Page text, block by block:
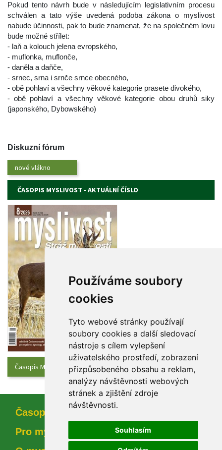
Používáme soubory
cookie
Tyto webové stránky používají
oubory cookies a další sledovací
nástroje s cílem vylepšení
uživatelského prostředí, zobrazení
přizpůsobeného obsahu a reklam,
analýzy návštěvnosti webových
tránek a zjištění zdroje
návštěvnosti.
Souhlasím
Pokud tento návrh bude v následujícím legislativním procesu
chválen a tato výše uvedená podoba zákona o myslivost
nabude účinnosti, pak to bude znamenat, že na společném lovu
bude možné střílet:
- laň a kolouch jelena evropského,
- muflonka, muflonče,
- daněla a daňče,
- srnec, srna i srnče srnce obecného,
- obě pohlaví a všechny věkové kategorie prasete divokého,
- obě pohlaví a všechny věkové kategorie obou druhů siky
(japonského, Dybowského)
Diskuzní fórum
nové vlákno
ČASOPIS MYSLIVOST - AKTUÁLNÍ ČÍSLO
Časopis Myslivost - Aktuální číslo
Časopi
Pro myslivce